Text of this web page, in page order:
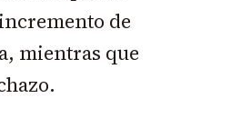
de
mientras que